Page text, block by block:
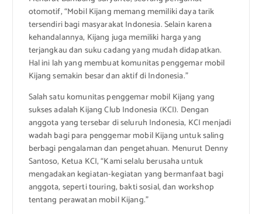
otomotif, “Mobil Kijang memang memiliki daya tarik
tersendiri bagi masyarakat Indonesia. Selain karena
kehandalannya, Kijang juga memiliki harga yang
terjangkau dan suku cadang yang mudah didapatkan.
Hal ini lah yang membuat komunitas penggemar mobil
Kijang semakin besar dan aktif di Indonesia.”
Salah satu komunitas penggemar mobil Kijang yang
sukses adalah Kijang Club Indonesia (KCI). Dengan
anggota yang tersebar di seluruh Indonesia, KCI menjadi
wadah bagi para penggemar mobil Kijang untuk saling
berbagi pengalaman dan pengetahuan. Menurut Denny
Santoso, Ketua KCI, “Kami selalu berusaha untuk
mengadakan kegiatan-kegiatan yang bermanfaat bagi
anggota, seperti touring, bakti sosial, dan workshop
tentang perawatan mobil Kijang.”